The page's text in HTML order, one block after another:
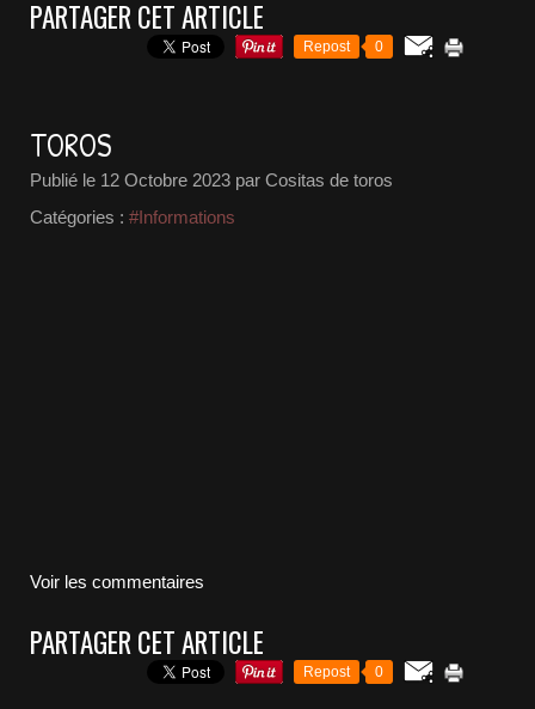
PARTAGER CET ARTICLE
Repost 0
TOROS
Publié le 12 Octobre 2023 par Cositas de toros
Catégories : #Informations
Voir les commentaires
PARTAGER CET ARTICLE
Repost 0